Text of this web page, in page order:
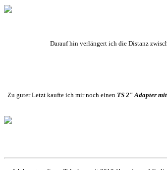
Darauf hin verlängert ich die Distanz
Zu guter Letzt kaufte ich mir noch einen TS 2" Adapter